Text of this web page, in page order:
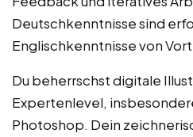
Deutschkenntnisse sind
Englischkenntnisse von
Du beherrschst digitale
Expertenlevel,
Photoshop. Dein